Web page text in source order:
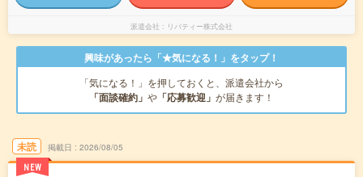
派遣会社 リバティー株式会社
興味があったら「★気になる！」をタップ！
「気になる！」を押しておくと、派遣会社から
「面談確約」 や 「応募歓迎」 が届きます！
未読
NEW
掲載日 2026/08/05